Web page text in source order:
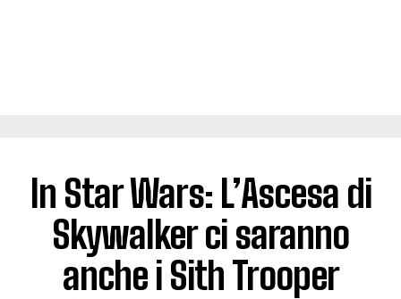
In Star Wars: L’Ascesa di
Skywalker ci saranno
anche i Sith Trooper